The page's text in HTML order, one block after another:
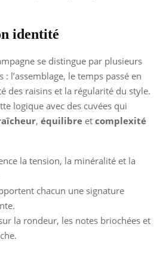
identité
se distingue par plusieurs
l’assemblage, le temps passé en
des raisins et la régularité du style.
logique avec des cuvées qui
, équilibre et complexité
la tension, la minéralité et la
chacun une signature
la rondeur, les notes briochées et